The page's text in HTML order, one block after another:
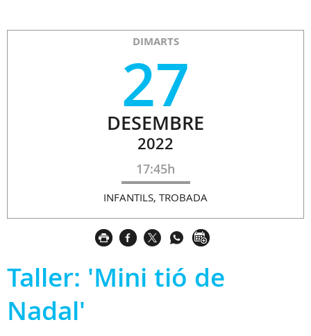
DIMARTS
27
DESEMBRE
2022
17:45h
INFANTILS, TROBADA
Taller: 'Mini tió de
Nadal'